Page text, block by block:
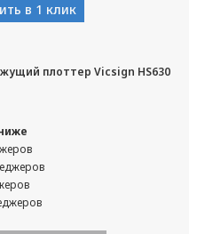
в 1 клик
плоттер Vicsign HS630